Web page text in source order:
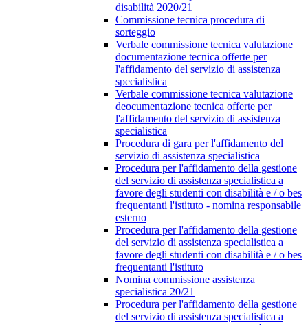
disabilità 2020/21
Commissione tecnica procedura di
sorteggio
Verbale commissione tecnica valutazione
documentazione tecnica offerte per
l'affidamento del servizio di assistenza
specialistica
Verbale commissione tecnica valutazione
deocumentazione tecnica offerte per
l'affidamento del servizio di assistenza
specialistica
Procedura di gara per l'affidamento del
servizio di assistenza specialistica
Procedura per l'affidamento della gestione
del servizio di assistenza specialistica a
favore degli studenti con disabilità e / o bes
frequentanti l'istituto - nomina responsabile
esterno
Procedura per l'affidamento della gestione
del servizio di assistenza specialistica a
favore degli studenti con disabilità e / o bes
frequentanti l'istituto
Nomina commissione assistenza
specialistica 20/21
Procedura per l'affidamento della gestione
del servizio di assistenza specialistica a